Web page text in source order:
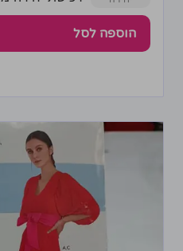
הוספה לסל